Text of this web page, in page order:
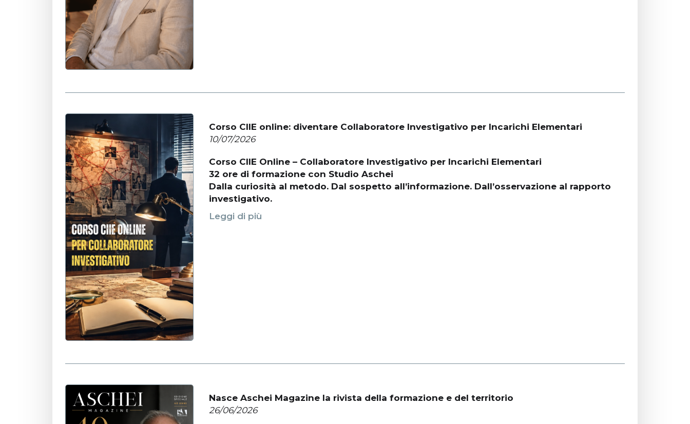
Corso CIIE online: diventare Collaboratore Investigativo per Incarichi Elementari
10/07/2026
Corso CIIE Online – Collaboratore Investigativo per Incarichi Elementari
32 ore di formazione con Studio Aschei
Dalla curiosità al metodo. Dal sospetto all’informazione. Dall’osservazione al rapporto
investigativo.
Leggi di più
Nasce Aschei Magazine la rivista della formazione e del territorio
26/06/2026